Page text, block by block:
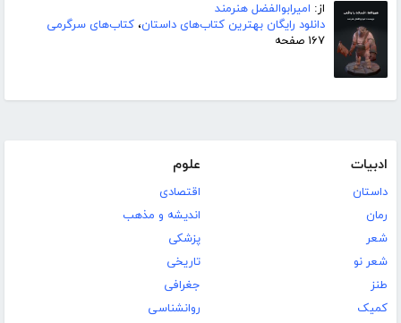
از: امیرابوالفضل هنرمند
دانلود رایگان بهترین کتاب‌های داستان، کتاب‌های سرگرمی
۱۶۷ صفحه
ادبیات
داستان
رمان
شعر
شعر نو
طنز
کمیک
علوم
اقتصادی
اندیشه و مذهب
پزشکی
تاریخی
جغرافی
روانشناسی